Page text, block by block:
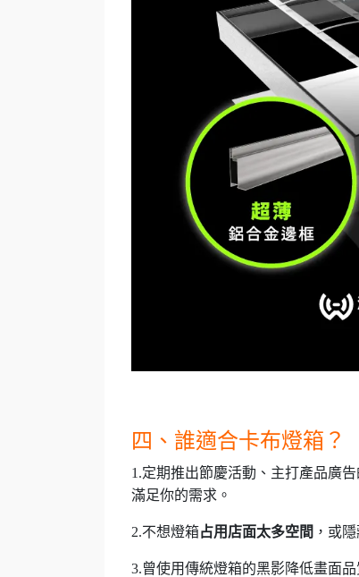
四、誰適合卡布燈箱？
1.定期推出節慶活動、主打產品廣
滿足你的需求。
2.不想燈箱占用店面太多空間 ，或
3.曾使用傳統燈箱的黑影降低畫面